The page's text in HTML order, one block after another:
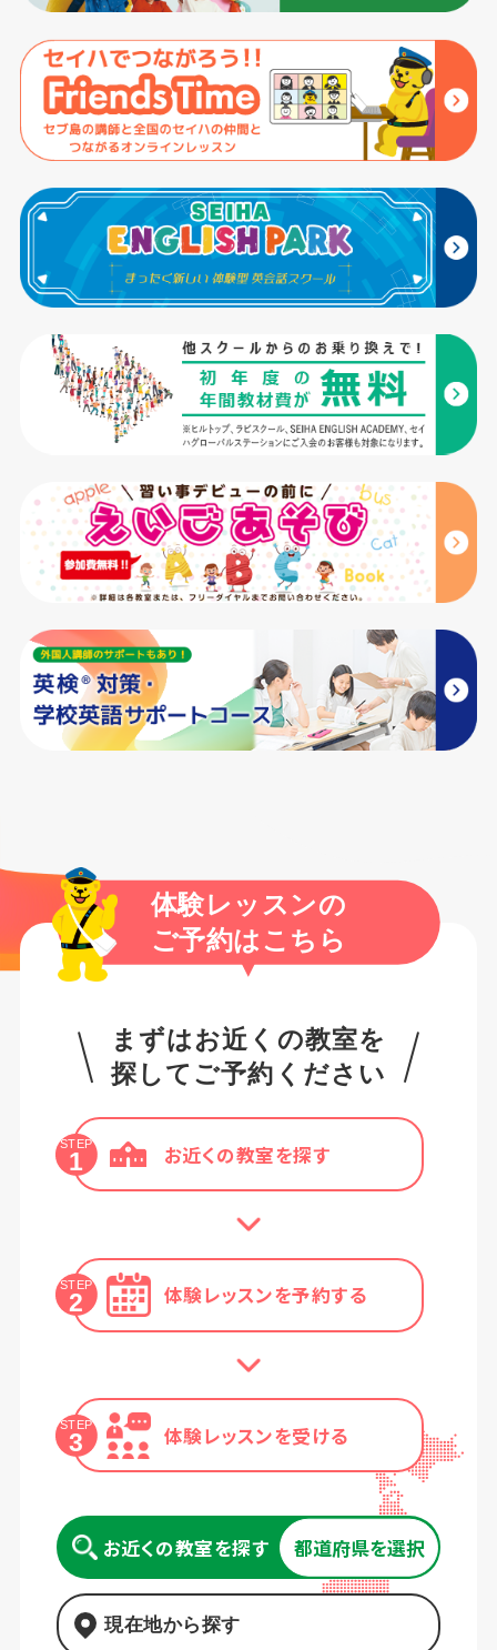
体験レッスンの
ご予約はこちら
まずはお近くの教室を
探してご予約ください
STEP
1 お近くの教室を探す
STEP
2 体験レッスンを予約する
STEP
3 体験レッスンを受ける
お近くの教室を探す 都道府県を選択
現在地から探す